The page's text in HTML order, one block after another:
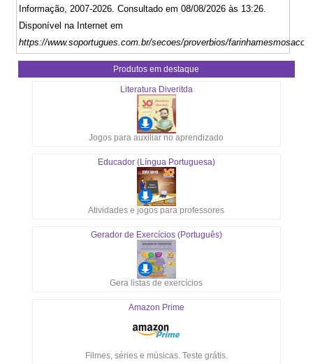
Informação, 2007-2026. Consultado em 08/08/2026 às 13:26.
Disponível na Internet em
https://www.soportugues.com.br/secoes/proverbios/
Produtos em destaque
Literatura Diveritda
Jogos para auxiliar no aprendizado
Educador (Língua Portuguesa)
Atividades e jogos para professores
Gerador de Exercícios (Português)
Gera listas de exercícios
Amazon Prime
Filmes, séries e músicas. Teste grátis.